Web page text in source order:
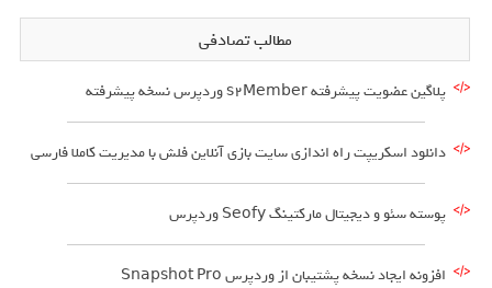
مطالب تصادفی
پلاگین عضویت پیشرفته s2Member وردپرس نسخه پیشرفته
دانلود اسکریپت راه اندازی سایت بازی آنلاین فلش با مدیریت کاملا فارسی
پوسته سئو و دیجیتال مارکتینگ Seofy وردپرس
افزونه ایجاد نسخه پشتیبان از وردپرس Snapshot Pro